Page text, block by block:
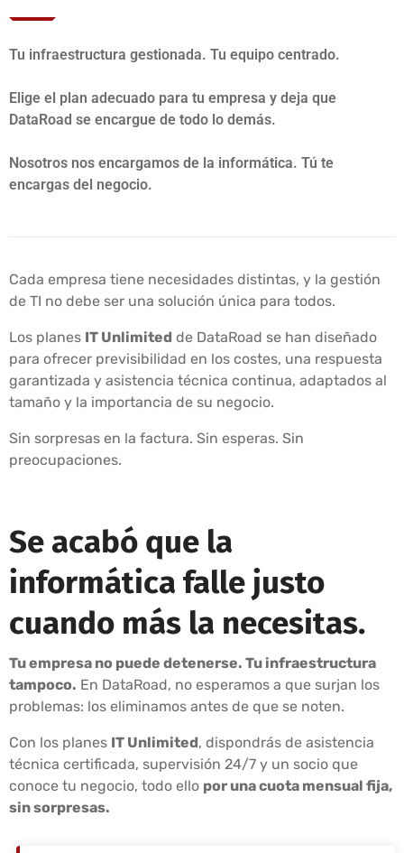
Tu infraestructura gestionada. Tu equipo centrado.
Elige el plan adecuado para tu empresa y deja que
DataRoad se encargue de todo lo demás.
Nosotros nos encargamos de la informática. Tú te
encargas del negocio.
Cada empresa tiene necesidades distintas, y la gestión
de TI no debe ser una solución única para todos.
Los planes IT Unlimited de DataRoad se han diseñado
para ofrecer previsibilidad en los costes, una respuesta
garantizada y asistencia técnica continua, adaptados al
tamaño y la importancia de su negocio.
Sin sorpresas en la factura. Sin esperas. Sin
preocupaciones.
Se acabó que la
informática falle justo
cuando más la necesitas.
Tu empresa no puede detenerse. Tu infraestructura
tampoco. En DataRoad, no esperamos a que surjan los
problemas: los eliminamos antes de que se noten.
Con los planes IT Unlimited, dispondrás de asistencia
técnica certificada, supervisión 24/7 y un socio que
conoce tu negocio, todo ello por una cuota mensual fija,
sin sorpresas.